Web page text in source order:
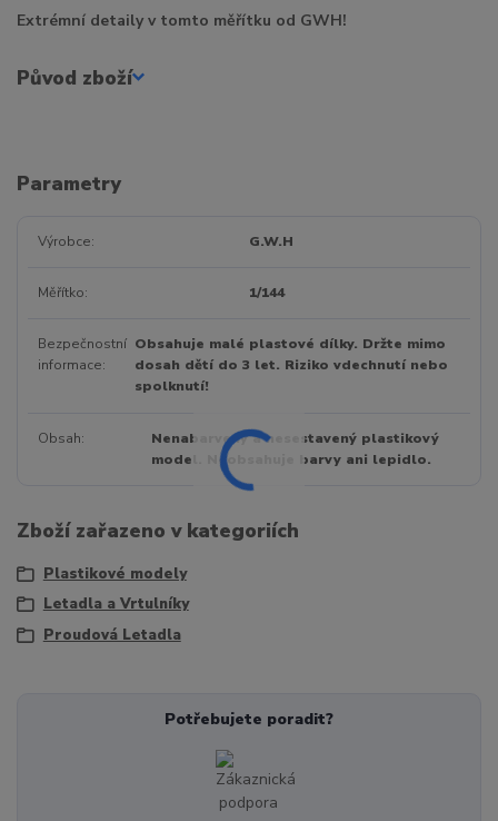
Extrémní detaily v tomto měřítku od GWH!
Původ zboží
Parametry
Výrobce G.W.H
Měřítko 1/144
Bezpečnostní
informace
Obsahuje malé plastové dílky. Držte mimo
dosah dětí do 3 let. Riziko vdechnutí nebo
spolknutí!
Obsah
Nenabarvený a nesestavený plastikový
model. Neobsahuje barvy ani lepidlo.
Zboží zařazeno v kategoriích
Plastikové modely
Letadla a Vrtulníky
Proudová Letadla
Potřebujete poradit?